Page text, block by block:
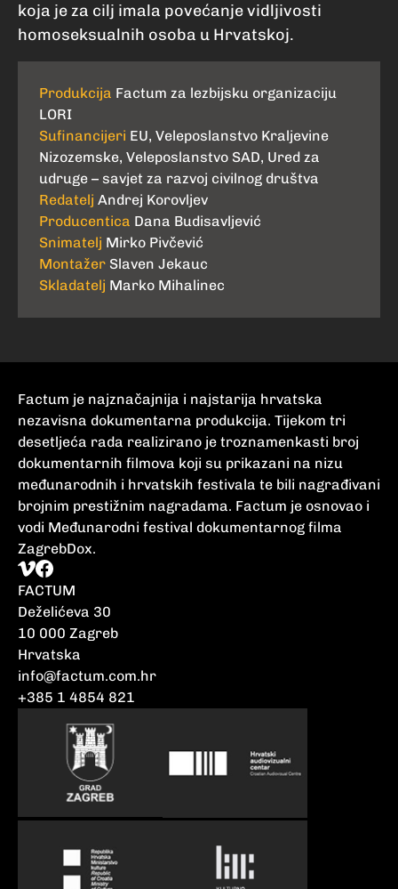
koja je za cilj imala povećanje vidljivosti
homoseksualnih osoba u Hrvatskoj.
Produkcija Factum za lezbijsku organizaciju
LORI
Sufinancijeri EU, Veleposlanstvo Kraljevine
Nizozemske, Veleposlanstvo SAD, Ured za
udruge – savjet za razvoj civilnog društva
Redatelj Andrej Korovljev
Producentica Dana Budisavljević
Snimatelj Mirko Pivčević
Montažer Slaven Jekauc
Skladatelj Marko Mihalinec
Factum je najznačajnija i najstarija hrvatska
nezavisna dokumentarna produkcija. Tijekom tri
desetljeća rada realizirano je troznamenkasti broj
dokumentarnih filmova koji su prikazani na nizu
međunarodnih i hrvatskih festivala te bili nagrađivani
brojnim prestižnim nagradama. Factum je osnovao i
vodi Međunarodni festival dokumentarnog filma
ZagrebDox.
FACTUM
Deželićeva 30
10 000 Zagreb
Hrvatska
info@factum.com.hr
+385 1 4854 821